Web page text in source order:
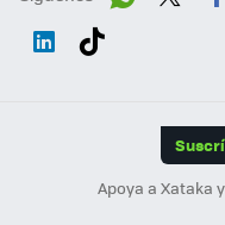
Apoya a Xataka